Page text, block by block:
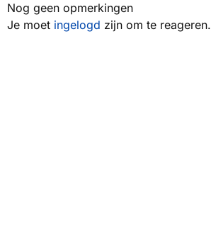
Nog geen opmerkingen
Je moet ingelogd zijn om te reageren.